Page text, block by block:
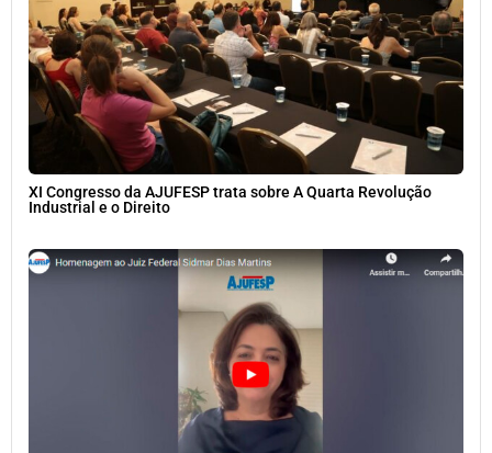
XI Congresso da AJUFESP trata sobre A Quarta Revolução
Industrial e o Direito